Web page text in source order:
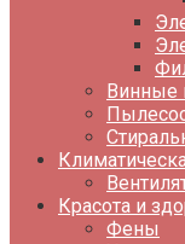
Красота и
Фены